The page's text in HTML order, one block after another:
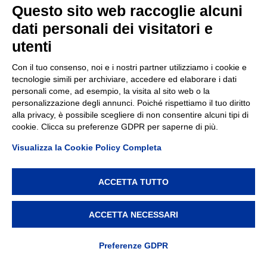
TEP spa
Via Taro 12
43125 Parma
Tel. 0521.2141
E-mail:tep@tep.pr.it
Informazioni :info@tep.pr.it
PEC:tepspa@pec.it
TEP spa, via Taro 12, 43125 Parma – Cod. Fisc./P.IVA/Reg.
Imprese Parma 02155050343 – REA 214962 – Capitale
Sociale € 7.747.000 i.v. –Privacy policy–Modifica
preferenze Cookie
Questo sito web raccoglie alcuni
dati personali dei visitatori e
utenti
Con il tuo consenso, noi e i nostri partner utilizziamo i cookie e
tecnologie simili per archiviare, accedere ed elaborare i dati
personali come, ad esempio, la visita al sito web o la
personalizzazione degli annunci. Poiché rispettiamo il tuo diritto
alla privacy, è possibile scegliere di non consentire alcuni tipi di
cookie. Clicca su preferenze GDPR per saperne di più.
Visualizza la Cookie Policy Completa
ACCETTA TUTTO
ACCETTA NECESSARI
Preferenze GDPR